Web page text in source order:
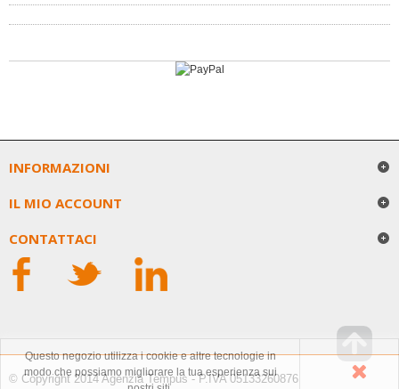
INFORMAZIONI
Questo negozio utilizza i cookie e altre tecnologie in
modo che possiamo migliorare la tua esperienza sui
IL MIO ACCOUNT
CONTATTACI
© Copyright 2014 Agenzia Tempus - P.IVA 05133260876